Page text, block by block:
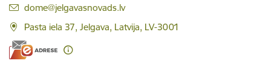
E-pasts:
dome@jelgavasnovads.lv
Pasta iela 37, Jelgava, Latvija, LV-3001